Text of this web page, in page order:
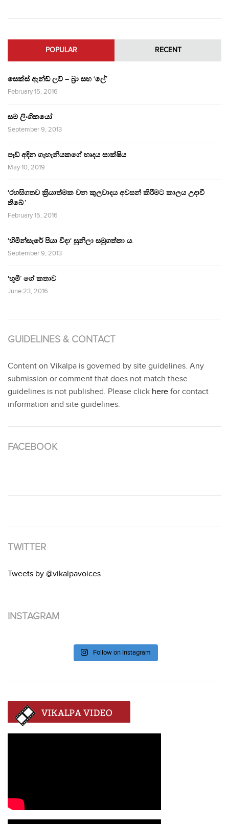
POPULAR RECENT
සෙක්ස් ඇන්ඩ් ලව් – බ්‍රා සහ ‘ලේ’
February 15, 2016
සම ලිංගිකයෝ
September 9, 2013
පෑඩ් අඳින ගැහැනියකගේ හෘදය සාක්ෂිය
May 10, 2019
‘රහසිගතව ක්‍රියාත්මක වන කුලවාදය අවසන් කිරීමට කාලය උදාවී
තිබේ.’
February 15, 2016
‘හිමින්සැරේ පියා විදා‘ සුනිලා සමුගත්තා ය.
September 9, 2013
‘භූමි’ ගේ කතාව
June 23, 2016
GUIDELINES & CONTACT
Content on Vikalpa is governed by site guidelines. Any
submission or comment that does not match these
guidelines is not published. Please click here for contact
information and site guidelines.
FACEBOOK
TWITTER
Tweets by @vikalpavoices
INSTAGRAM
Follow on Instagram